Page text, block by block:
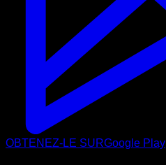
OBTENEZ-LE SURGoogle Play